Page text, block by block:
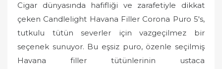
t
e
d
Cigar dünyasında hafifliği ve zarafetiyle dikkat
çeken Candlelight Havana Filler Corona Puro 5's,
tutkulu tütün severler için vazgeçilmez bir
seçenek sunuyor. Bu eşsiz puro, özenle seçilmiş
Havana filler tütünlerinin ustaca